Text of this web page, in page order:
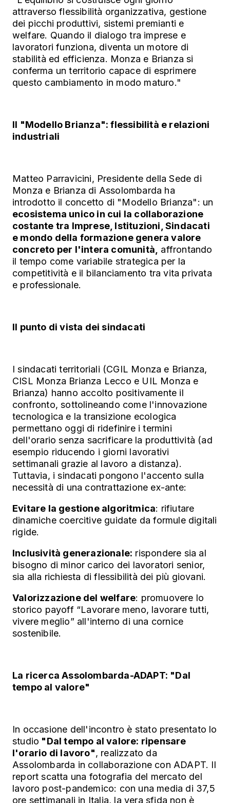
attraverso flessibilità organizzativa, gestione
dei picchi produttivi, sistemi premianti e
welfare. Quando il dialogo tra imprese e
lavoratori funziona, diventa un motore di
stabilità ed efficienza. Monza e Brianza si
conferma un territorio capace di esprimere
questo cambiamento in modo maturo."
Il "Modello Brianza": flessibilità e relazioni
industriali
Matteo Parravicini, Presidente della Sede di
Monza e Brianza di Assolombarda ha
introdotto il concetto di "Modello Brianza": un
ecosistema unico in cui la collaborazione
costante tra Imprese, Istituzioni, Sindacati
e mondo della formazione genera valore
concreto per l'intera comunità,
affrontando
il tempo come variabile strategica per la
competitività e il bilanciamento tra vita privata
e professionale.
Il punto di vista dei sindacati
I sindacati territoriali (CGIL Monza e Brianza,
CISL Monza Brianza Lecco e UIL Monza e
Brianza) hanno accolto positivamente il
confronto, sottolineando come l'innovazione
tecnologica e la transizione ecologica
permettano oggi di ridefinire i termini
dell'orario senza sacrificare la produttività (ad
esempio riducendo i giorni lavorativi
settimanali grazie al lavoro a distanza).
Tuttavia, i sindacati pongono l'accento sulla
necessità di una contrattazione ex-ante:
Evitare la gestione algoritmica: rifiutare
dinamiche coercitive guidate da formule digitali
rigide.
Inclusività generazionale: rispondere sia al
bisogno di minor carico dei lavoratori senior,
sia alla richiesta di flessibilità dei più giovani.
Valorizzazione del welfare: promuovere lo
storico payoff “Lavorare meno, lavorare tutti,
vivere meglio” all'interno di una cornice
sostenibile.
La ricerca Assolombarda-ADAPT: "Dal
tempo al valore"
In occasione dell'incontro è stato presentato lo
studio "Dal tempo al valore: ripensare
l'orario di lavoro", realizzato da
Assolombarda in collaborazione con ADAPT. Il
report scatta una fotografia del mercato del
lavoro post-pandemico: con una media di 37,5
ore settimanali in Italia, la vera sfida non è